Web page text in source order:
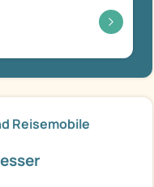
Reisemobile